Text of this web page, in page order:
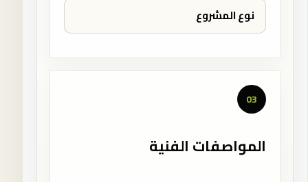
03
المواصفات الفنية